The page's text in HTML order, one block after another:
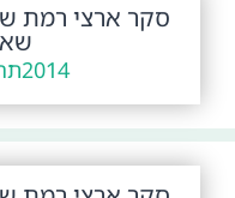
סקר ארצי רמת
2014